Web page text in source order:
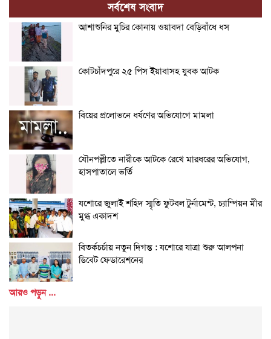
সর্বশেষ সংবাদ
আশাশুনির মুচির কোনায় ওয়াবদা বেড়িবাঁধে ধস
কোটচাঁদপুরে ২৫ পিস ইয়াবাসহ যুবক আটক
বিয়ের প্রলোভনে ধর্ষণের অভিযোগে মামলা
যৌনপল্লীতে নারীকে আটকে রেখে মারধরের অভিযোগ,
হাসপাতালে ভর্তি
যশোরে জুলাই শহিদ স্মৃতি ফুটবল টুর্নামেন্ট, চ্যাম্পিয়ন মীর
মুগ্ধ একাদশ
বিতর্কচর্চায় নতুন দিগন্ত : যশোরে যাত্রা শুরু আলপনা
ডিবেট ফেডারেশনের
আরও পড়ুন ...